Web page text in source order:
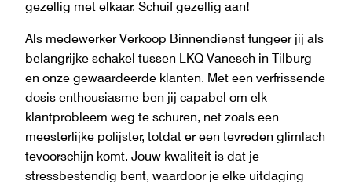
gezellig met elkaar. Schuif gezellig aan!
Als medewerker Verkoop Binnendienst fungeer jij als
belangrijke schakel tussen LKQ Vanesch in Tilburg
en onze gewaardeerde klanten. Met een verfrissende
dosis enthousiasme ben jij capabel om elk
klantprobleem weg te schuren, net zoals een
meesterlijke polijster, totdat er een tevreden glimlach
tevoorschijn komt. Jouw kwaliteit is dat je
stressbestendig bent, waardoor je elke uitdaging